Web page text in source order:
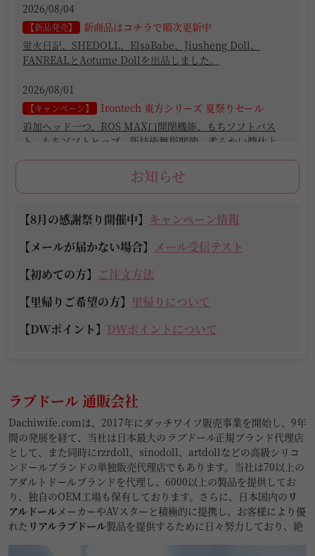
2026/08/04
【新品発売】
新商品はコチラで順次更新中
蛍火日記、SHEDOLL、ElsaBabe、Jiusheng Doll、
FANREALとAotume Dollを出品しました。
2026/08/01
【キャンペーン】
Irontech 東方シリーズ 夏祭りセール
追加ヘッド一つ、ROS MAX口開閉機能、もちソフトバス
ト、もちソフトヒップ、新技術舞指関節、柔らかい膣仕上
【キャンペーン】
蛍火日記 8月キャンペーン
尻、新技術蘭花指関節、ハードハンド、ボルト露出無し自
立、ヴァギナ吸允機能とボディ超リアルメイク無料！(8/1〜
8/31)
2026/08/01
【キャンペーン】
FANREAL 8月キャンペーン
げ、眉毛と睫毛植毛付き、リアル顔メイクとボディ超リアル
メイク無料！(8/1〜8/31)
2026/08/01
【キャンペーン】 TOP-CYDOLL 8月キャンペーン
追加ヘッド一つ、ROS口開閉機能x2、髪の毛の植毛x2、可動
足指半額、ゼリ一胸、新技術指関節、ハードハンド、ハード
フィート、2.0お尻の柔らか仕上げ、2.0音声機能、マンコの
挟吸機能とボディ超リアルメイク無料！(8/1〜8/31)
2026/08/01
お知らせ
【8月の感謝祭り開催中】 キャンペーン情報
【メールが届かない場合】 メール受信テスト
【初めての方】 ご注文方法
【里帰りご希望の方】 里帰りについて
【DWポイント】 DWポイントについて
ラブドール 通販会社
Dachiwife.comは、2017年にダッチワイフ販売事業を開始し、9年
間の発展を経て、当社は日本最大の ラブドール正規ブランド代理店
として、また同時にrzrdoll、sinodoll、artdollなどの高級シリコ
ンドールブランドの単独販売代理店でもあります。当社は70以上の
アダルトドールブランドを代理し、6000以上の製品を提供してお
り、独自のOEM工場も保有しております。さらに、日本国内の リ
アルドール メーカーやAVスターと積極的に提携し、お客様により優
れた リアルラブドール製品を提供するために日々努力しており、絶